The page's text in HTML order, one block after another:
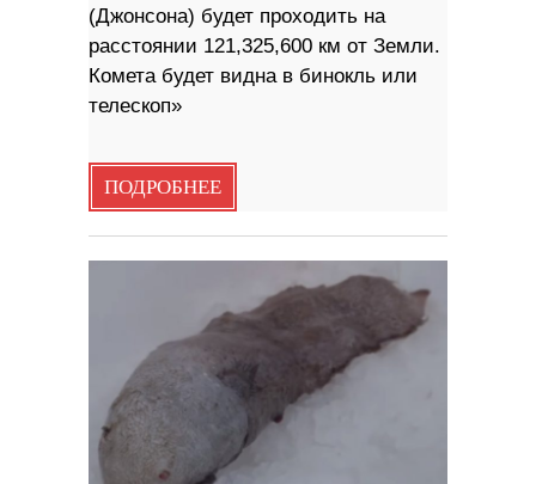
(Джонсона) будет проходить на
расстоянии 121,325,600 км от Земли.
Комета будет видна в бинокль или
телескоп»
ПОДРОБНЕЕ